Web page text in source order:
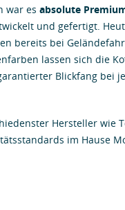
war es absolute
und gefertigt.
bereits bei
lassen sich die
Blickfang bei
Hersteller wie
im Hause